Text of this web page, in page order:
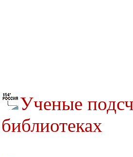
Ученые
библиотеках